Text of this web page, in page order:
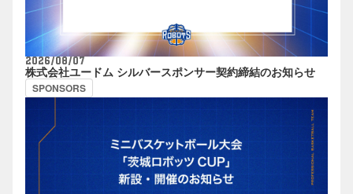
2026/08/07
株式会社ユードム シルバースポンサー契約締結のお知らせ
SPONSORS